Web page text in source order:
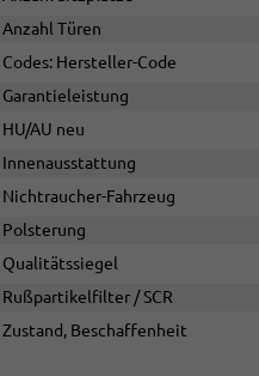
Anzahl Türen
Codes: Hersteller-Code
Garantieleistung
HU/AU neu
Innenausstattung
Nichtraucher-Fahrzeug
Polsterung
Qualitätssiegel
Rußpartikelfilter / SCR
Zustand, Beschaffenheit